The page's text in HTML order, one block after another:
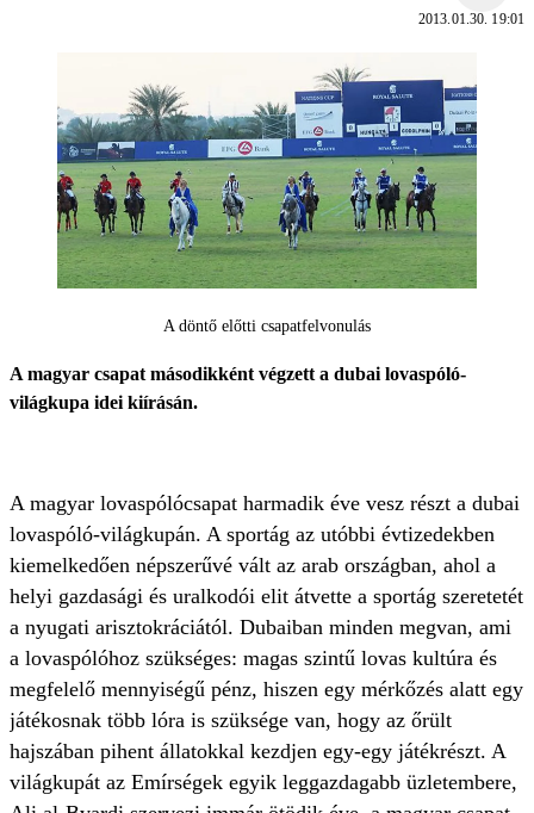
2013.01.30. 19:01
A döntő előtti csapatfelvonulás
A magyar csapat másodikként végzett a dubai lovaspóló-
világkupa idei kiírásán.
A magyar lovaspólócsapat harmadik éve vesz részt a dubai
lovaspóló-világkupán. A sportág az utóbbi évtizedekben
kiemelkedően népszerűvé vált az arab országban, ahol a
helyi gazdasági és uralkodói elit átvette a sportág szeretetét
a nyugati arisztokráciától. Dubaiban minden megvan, ami
a lovaspólóhoz szükséges: magas szintű lovas kultúra és
megfelelő mennyiségű pénz, hiszen egy mérkőzés alatt egy
játékosnak több lóra is szüksége van, hogy az őrült
hajszában pihent állatokkal kezdjen egy-egy játékrészt. A
világkupát az Emírségek egyik leggazdagabb üzletembere,